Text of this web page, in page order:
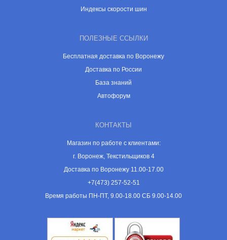
Индексы скорости шин
ПОЛЕЗНЫЕ ССЫЛКИ
Бесплатная доставка по Воронежу
Доставка по России
База знаний
Автофорум
КОНТАКТЫ
Магазин по работе с клиентами:
г. Воронеж, Текстильщиков 4
Доставка по Воронежу 11.00-17.00
+7(473) 257-52-51
Время работы ПН-ПТ, 9.00-18.00 СБ 9.00-14.00